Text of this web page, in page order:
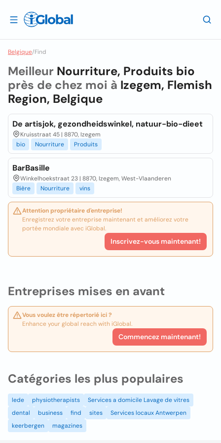
Belgique/Find
Entreprises mises en avant
Vous voulez être répertorié ici ?
Enhance your global reach with iGlobal.
Commencez maintenant!
Meilleur Nourriture, Produits bio
près de chez moi à Izegem, Flemish
Region, Belgique
De artisjok, gezondheidswinkel, natuur-bio-dieet
Kruisstraat 45 | 8870, Izegem
bio
Nourriture Produits
BarBasille
Winkelhoekstraat 23 | 8870, Izegem, West-Vlaanderen
Bière
Nourriture vins
Attention propriétaire d'entreprise!
Enregistrez votre entreprise maintenant et améliorez votre
portée mondiale avec iGlobal.
Inscrivez-vous maintenant!
Catégories les plus populaires
lede physiotherapists
Services a domicile Lavage de vitres
dental
business find sites
Services locaux Antwerpen
keerbergen
magazines